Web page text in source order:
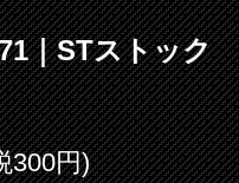
｜STストック
300円)